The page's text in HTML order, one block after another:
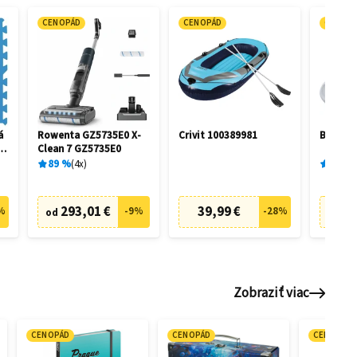
CENOPÁD
Rowenta GZ5735E0 X-
Clean 7 GZ5735E0
89 % 4x
od 293,01 € -9%
CENOPÁD
Crivit 100389981
39,99 € -28%
Zobraziť viac
CENOPÁD CENOPÁD CENOPÁD